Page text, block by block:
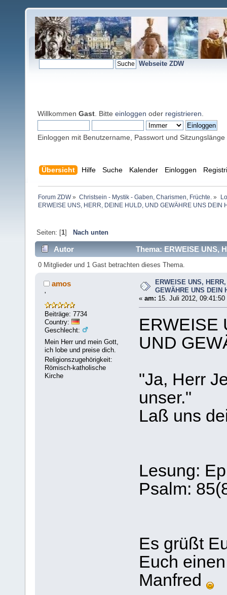
Webseite ZDW
Willkommen Gast . Bitte einloggen oder registrieren
Einloggen mit Benutzername, Passwort und Sitzungslänge
Übersicht Hilfe Suche Kalender Einloggen
Forum ZDW» Christsein - Mystik - Gaben, Charismen, Früchte. »
ERWEISE UNS, HERR, DEINE HULD, UND GEWÄHRE UNS DEIN
Seiten: [1] Nach unten
Autor
Thema: ERWEISE UNS,
9328 mal)
0 Mitglieder und 1 Gast betrachten dieses Thema.
amos
'
Beiträge: 7734
Country:
Geschlecht:
Mein Herr und mein Gott,
ich lobe und preise dich.
Religionszugehörigkeit:
Römisch-katholische
Kirche
ERWEISE UNS,
GEWÄHRE UNS DEIN
« am: 15. Juli 2012, 09:41:50
ERWEISE
UND
"Ja, Herr
unser."
Laß uns
Lesung:
Psalm:
Es grüßt
Euch
Manfred